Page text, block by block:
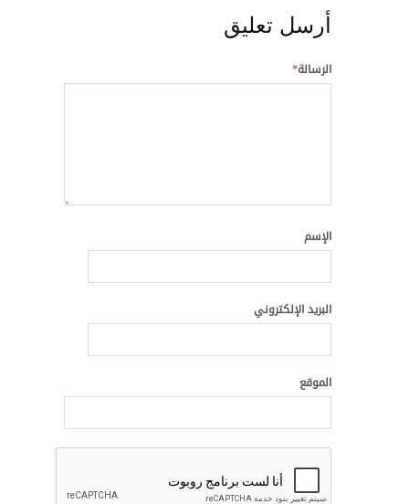
أرسل تعليق
الرسالة*
الإسم
البريد الإلكتروني
الموقع